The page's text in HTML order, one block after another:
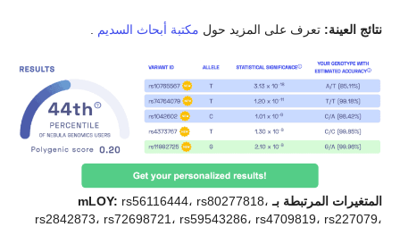
نتائج العينة: تعرف على المزيد حول مكتبة أبحاث السديم .
المتغيرات المرتبطة بـ mLOY: rs56116444، rs80277818،
rs2842873، rs72698721، rs59543286، rs4709819، rs227079،